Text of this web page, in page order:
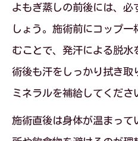
よもぎ蒸しの前後には、必
しょう。施術前にコップ
むことで、発汗による脱水
術後も汗をしっかり拭き取
ミネラルを補給してくださ
施術直後は身体が温まって